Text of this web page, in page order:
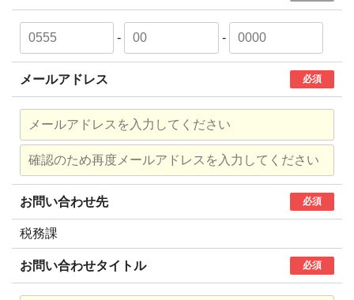
- -
メールアドレス 必須
お問い合わせ先 必須
税務課
お問い合わせタイトル 必須